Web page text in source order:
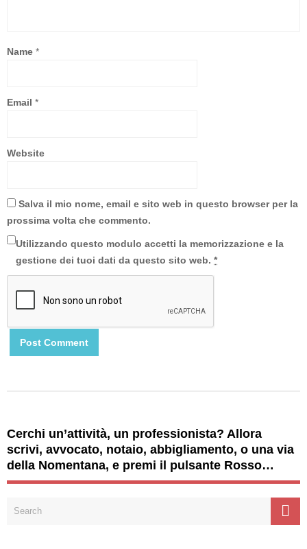
Name *
Email *
Website
Salva il mio nome, email e sito web in questo browser per la
prossima volta che commento.
Utilizzando questo modulo accetti la memorizzazione e la
gestione dei tuoi dati da questo sito web. *
Cerchi un’attività, un professionista? Allora
scrivi, avvocato, notaio, abbigliamento, o una via
della Nomentana, e premi il pulsante Rosso…